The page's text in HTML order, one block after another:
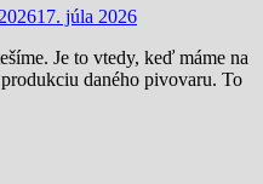
17. júla 2026
Je to vtedy, keď máme na
daného pivovaru. To